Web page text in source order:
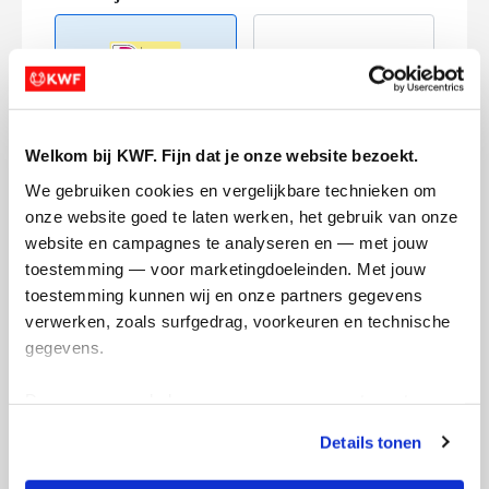
Welkom bij KWF. Fijn dat je onze website bezoekt.
We gebruiken cookies en vergelijkbare technieken om
onze website goed te laten werken, het gebruik van onze
website en campagnes te analyseren en — met jouw
toestemming — voor marketingdoeleinden. Met jouw
toestemming kunnen wij en onze partners gegevens
verwerken, zoals surfgedrag, voorkeuren en technische
gegevens.
tonen. Je kunt je toestemming op elk moment wijzigen of
intrekken via Cookie instellingen onderaan de pagina. De
Details tonen
Creditcard
Referentie
Ik wil bijdragen aan de transactiekosten
Doneer nu